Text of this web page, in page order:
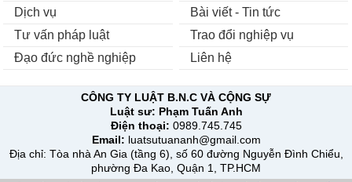
Dịch vụ
Bài viết - Tin tức
Tư vấn pháp luật
Trao đổi nghiệp vụ
Đạo đức nghề nghiệp
Liên hệ
CÔNG TY LUẬT B.N.C VÀ CỘNG SỰ
Luật sư: Phạm Tuấn Anh
Điện thoại: 0989.745.745
Email: luatsutuananh@gmail.com
Địa chỉ: Tòa nhà An Gia (tầng 6), số 60 đường Nguyễn Đình Chiểu,
phường Đa Kao, Quận 1, TP.HCM